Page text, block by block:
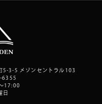
3-5 メゾンセントラル103
6355
17:00
日